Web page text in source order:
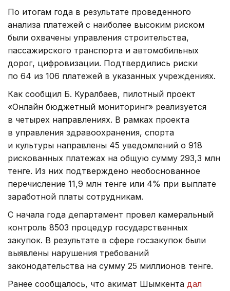
По итогам года в результате проведенного
анализа платежей с наиболее высоким риском
были охвачены управления строительства,
пассажирского транспорта и автомобильных
дорог, цифровизации. Подтвердились риски
по 64 из 106 платежей в указанных учреждениях.
Как сообщил Б. Куралбаев, пилотный проект
«Онлайн бюджетный мониторинг» реализуется
в четырех направлениях. В рамках проекта
в управления здравоохранения, спорта
и культуры направлены 45 уведомлений о 918
рискованных платежах на общую сумму 293,3 млн
тенге. Из них подтверждено необоснованное
перечисление 11,9 млн тенге или 4% при выплате
заработной платы сотрудникам.
С начала года департамент провел камеральный
контроль 8503 процедур государственных
закупок. В результате в сфере госзакупок были
выявлены нарушения требований
законодательства на сумму 25 миллионов тенге.
Ранее сообщалось, что акимат Шымкента дал